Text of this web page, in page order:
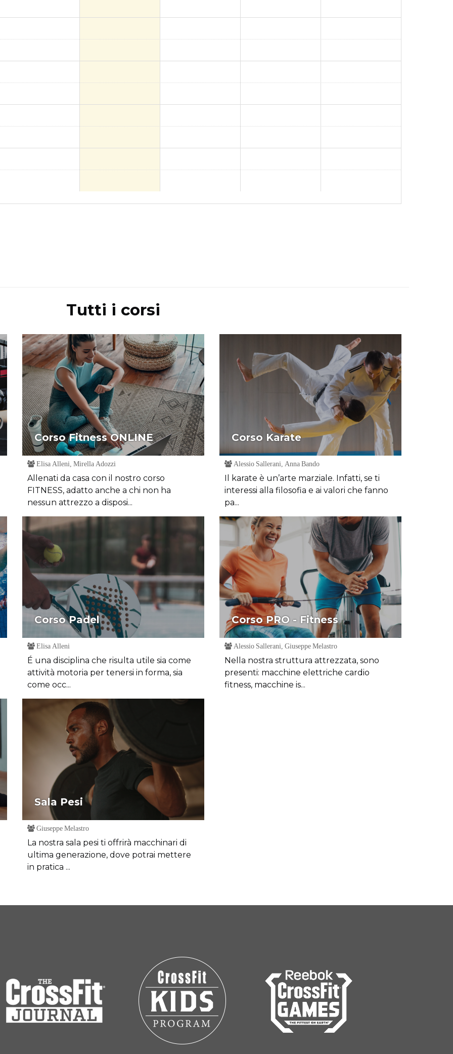
Tutti i corsi
Corso Fitness ONLINE
Elisa Alleni, Mirella Adozzi
Allenati da casa con il nostro corso
FITNESS, adatto anche a chi non ha
nessun attrezzo a disposi...
Corso Karate
Alessio Sallerani, Anna Bando
Il karate è un’arte marziale. Infatti, se ti
interessi alla filosofia e ai valori che fanno
pa...
Corso Padel
Elisa Alleni
É una disciplina che risulta utile sia come
attività motoria per tenersi in forma, sia
come occ...
Corso PRO - Fitness
Alessio Sallerani, Giuseppe Melastro
Nella nostra struttura attrezzata, sono
presenti: macchine elettriche cardio
fitness, macchine is...
Sala Pesi
Giuseppe Melastro
La nostra sala pesi ti offrirà macchinari di
ultima generazione, dove potrai mettere
in pratica ...